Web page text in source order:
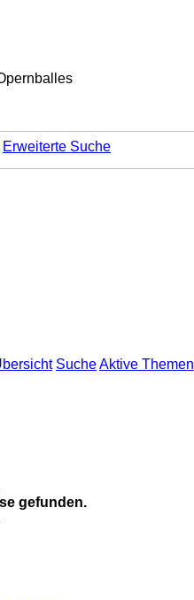
Erweiterte Suche
SucheAktive Themen
gefunden.